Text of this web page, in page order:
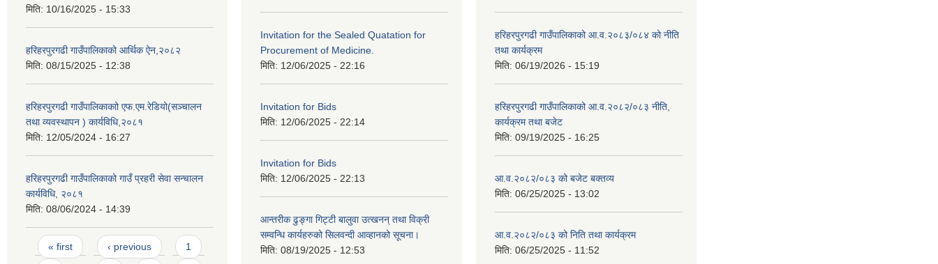
मिति: 10/16/2025 - 15:33
हरिहरपुरगढी गाउँपालिकाको आर्थिक ऐन,२०८२
मिति: 08/15/2025 - 12:38
हरिहरपुरगढी गाउँपालिकाकाो एफ.एम.रेडियो(सञ्चालन
तथा व्यवस्थापन ) कार्यविधि,२०८१
मिति: 12/05/2024 - 16:27
हरिहरपुरगढी गाउँपालिकाको गाउँ प्रहरी सेवा सन्चालन
कार्यविधि, २०८१
मिति: 08/06/2024 - 14:39
Pages
« first ‹ previous 1
Invitation for the Sealed Quatation for
Procurement of Medicine.
मिति: 12/06/2025 - 22:16
Invitation for Bids
मिति: 12/06/2025 - 22:14
Invitation for Bids
मिति: 12/06/2025 - 22:13
आन्तरीक ढुङ्गा गिट्टी बालुवा उत्खनन् तथा विक्री
सम्वन्धि कार्यहरुको सिलवन्दी आव्हानको सूचना।
मिति: 08/19/2025 - 12:53
हरिहरपुरगढी गाउँपालिकाको आ.व.२०८३/०८४ को नीति
तथा कार्यक्रम
मिति: 06/19/2026 - 15:19
हरिहरपुरगढी गाउँपालिकाको आ.व.२०८२/०८३ नीति,
कार्यक्रम तथा बजेट
मिति: 09/19/2025 - 16:25
आ.व.२०८२/०८३ को बजेट बक्तव्य
मिति: 06/25/2025 - 13:02
आ.व.२०८२/०८३ को निति तथा कार्यक्रम
मिति: 06/25/2025 - 11:52